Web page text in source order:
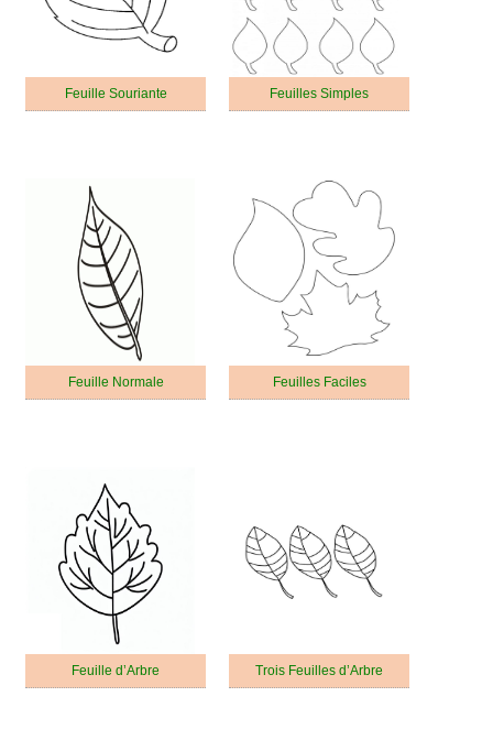
Feuille Souriante Feuilles Simples
Feuille Normale Feuilles Faciles
Feuille d’Arbre Trois Feuilles d’Arbre